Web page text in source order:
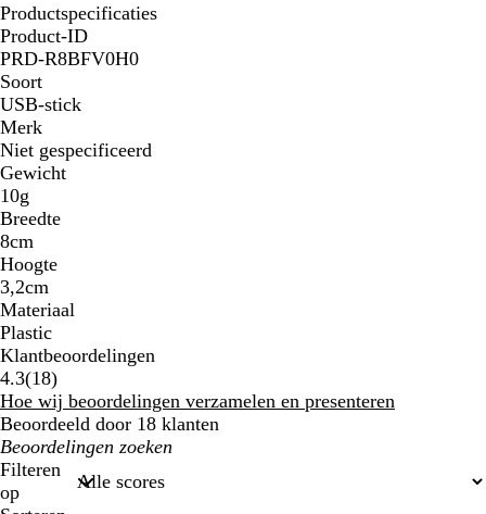
Productspecificaties
Product-ID
PRD-R8BFV0H0
Soort
USB-stick
Merk
Niet gespecificeerd
Gewicht
10g
Breedte
8cm
Hoogte
3,2cm
Materiaal
Plastic
Klantbeoordelingen
4.3(1818
klantbeoordelingen
)
Hoe wij beoordelingen verzamelen en presenteren
Beoordeeld door 18 klanten
Mijn
zoekopdrachten
Filteren
op